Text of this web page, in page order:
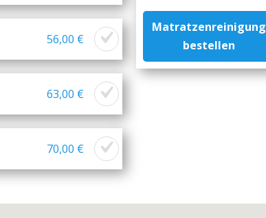
56,00 €
63,00 €
70,00 €
Matratzenreinigung
bestellen